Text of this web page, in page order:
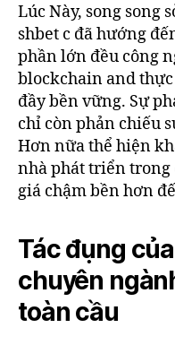
Lúc Này, song song
shbet c đã hướng
phần lớn đều công
blockchain and
đầy bền vững. Sự
chỉ còn phản chiếu
Hơn nữa thể hiện
nhà phát triển trong
giá chậm bền hơn
Tác đụng
chuyên
toàn cầu